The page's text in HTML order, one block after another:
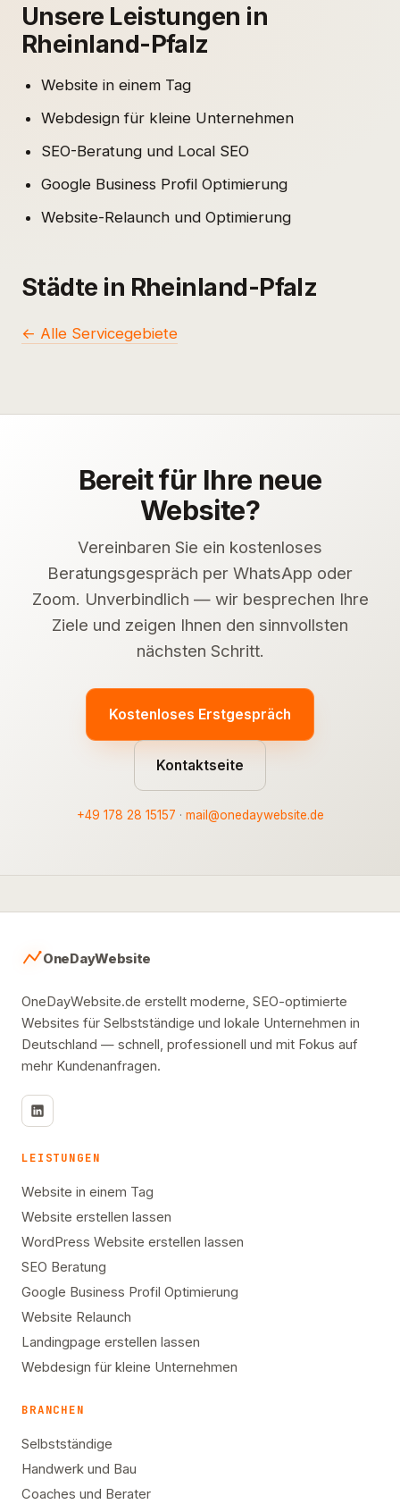
Unsere Leistungen in
Rheinland-Pfalz
Website in einem Tag
Webdesign für kleine Unternehmen
SEO-Beratung und Local SEO
Google Business Profil Optimierung
Website-Relaunch und Optimierung
Städte in Rheinland-Pfalz
← Alle Servicegebiete
Bereit für Ihre neue
Website?
Vereinbaren Sie ein kostenloses
Beratungsgespräch per WhatsApp oder
Zoom. Unverbindlich — wir besprechen Ihre
Ziele und zeigen Ihnen den sinnvollsten
nächsten Schritt.
Kostenloses Erstgespräch
Kontaktseite
+49 178 28 15157 · mail@onedaywebsite.de
OneDayWebsite
OneDayWebsite.de erstellt moderne, SEO-optimierte
Websites für Selbstständige und lokale Unternehmen in
Deutschland — schnell, professionell und mit Fokus auf
mehr Kundenanfragen.
LEISTUNGEN
Website in einem Tag
Website erstellen lassen
WordPress Website erstellen lassen
SEO Beratung
Google Business Profil Optimierung
Website Relaunch
Landingpage erstellen lassen
Webdesign für kleine Unternehmen
BRANCHEN
Selbstständige
Handwerk und Bau
Coaches und Berater